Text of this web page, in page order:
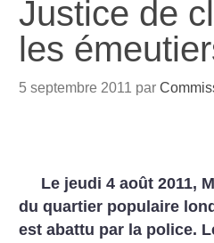
Justice de
les
5 septembre 2011 par
Le jeudi 4 août 2011,
du quartier populaire
est abattu par la police.